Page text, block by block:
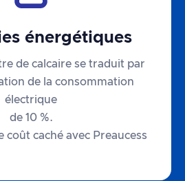
énergétiques
de calcaire se traduit par
de la consommation
électrique
de 10 %.
coût caché avec Preaucess